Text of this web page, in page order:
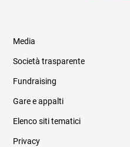
Informazioni
Media
Società trasparente
Fundraising
Gare e appalti
Elenco siti tematici
Privacy